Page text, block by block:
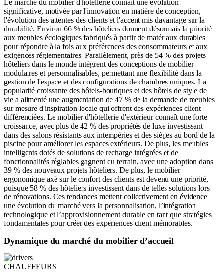
Le marché du mobilier d'hôtellerie connaît une évolution
significative, motivée par l'innovation en matière de conception,
l'évolution des attentes des clients et l'accent mis davantage sur la
durabilité. Environ 66 % des hôteliers donnent désormais la priorité
aux meubles écologiques fabriqués à partir de matériaux durables
pour répondre à la fois aux préférences des consommateurs et aux
exigences réglementaires. Parallèlement, près de 54 % des projets
hôteliers dans le monde intègrent des conceptions de mobilier
modulaires et personnalisables, permettant une flexibilité dans la
gestion de l'espace et des configurations de chambres uniques. La
popularité croissante des hôtels-boutiques et des hôtels de style de
vie a alimenté une augmentation de 47 % de la demande de meubles
sur mesure d'inspiration locale qui offrent des expériences client
différenciées. Le mobilier d'hôtellerie d'extérieur connaît une forte
croissance, avec plus de 42 % des propriétés de luxe investissant
dans des salons résistants aux intempéries et des sièges au bord de la
piscine pour améliorer les espaces extérieurs. De plus, les meubles
intelligents dotés de solutions de recharge intégrées et de
fonctionnalités réglables gagnent du terrain, avec une adoption dans
39 % des nouveaux projets hôteliers. De plus, le mobilier
ergonomique axé sur le confort des clients est devenu une priorité,
puisque 58 % des hôteliers investissent dans de telles solutions lors
de rénovations. Ces tendances mettent collectivement en évidence
une évolution du marché vers la personnalisation, l’intégration
technologique et l’approvisionnement durable en tant que stratégies
fondamentales pour créer des expériences client mémorables.
Dynamique du marché du mobilier d’accueil
CHAUFFEURS